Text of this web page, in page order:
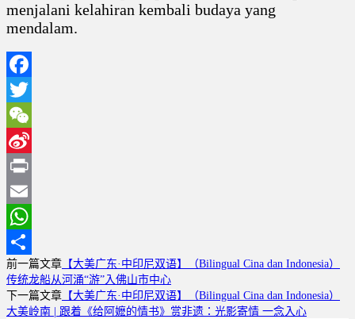
menjalani kelahiran kembali budaya yang
mendalam.
Facebook
Twitter
WeChat
Sina
Weibo
Print
Email
WhatsApp
分
享
前一篇文章 【大美广东·中印尼双语】（Bilingual Cina dan Indonesia）
传统龙船从河涌“游”入佛山市中心
下一篇文章 【大美广东·中印尼双语】（Bilingual Cina dan Indonesia）
大美岭南 | 跟着《给阿嬷的情书》赏非遗：光影寄情 一念入心